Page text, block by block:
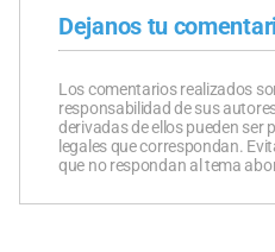
Dejanos tu
Los comentarios realizados
responsabilidad de sus
derivadas de ellos pueden ser
legales que correspondan.
que no respondan al tema